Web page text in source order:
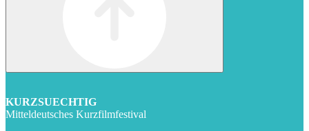
KURZSUECHTIG
Mitteldeutsches Kurzfilmfestival